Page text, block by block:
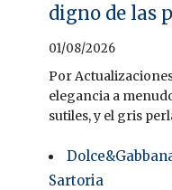
digno de las
01/08/2026
Por
elegancia a
sutiles, y el gris
Sartoria